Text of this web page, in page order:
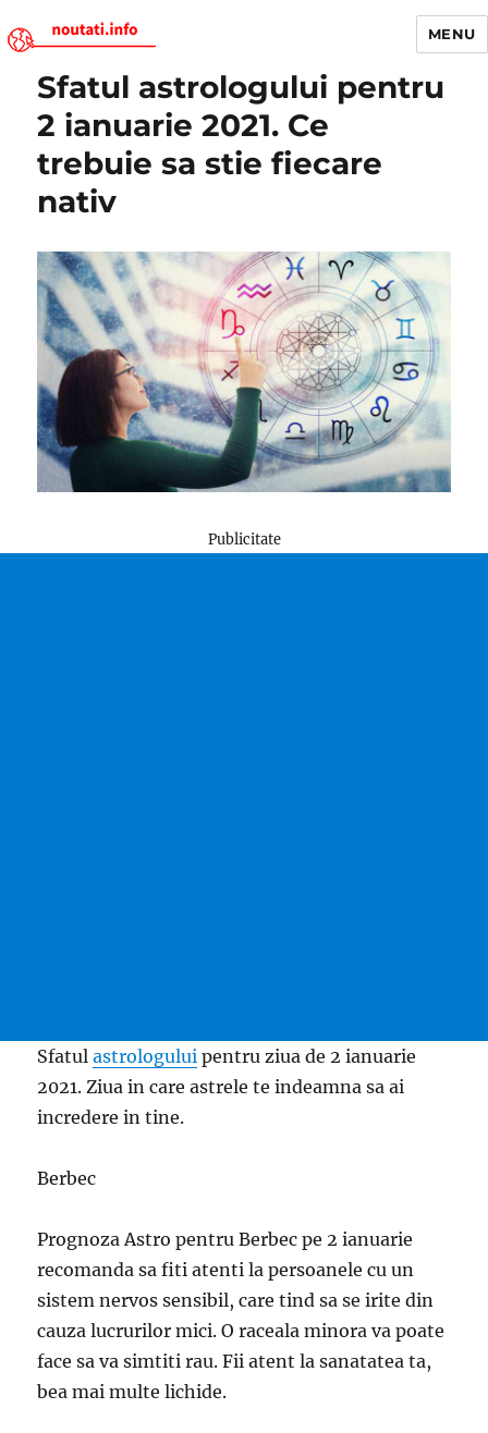
Noutati.Info
MENU
Sfatul astrologului pentru
2 ianuarie 2021. Ce
trebuie sa stie fiecare
nativ
Publicitate
Sfatulastrologului pentru ziua de 2 ianuarie
2021. Ziua in care astrele te indeamna sa ai
incredere in tine.
Berbec
Prognoza Astro pentru Berbec pe 2 ianuarie
recomanda sa fiti atenti la persoanele cu un
sistem nervos sensibil, care tind sa se irite din
cauza lucrurilor mici. O raceala minora va poate
face sa va simtiti rau. Fii atent la sanatatea ta,
bea mai multe lichide.